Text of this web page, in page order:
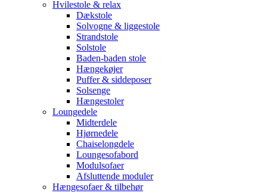
Hvilestole & relax
Dækstole
Solvogne & liggestole
Strandstole
Solstole
Baden-baden stole
Hængekøjer
Puffer & siddeposer
Solsenge
Hængestoler
Loungedele
Midterdele
Hjørnedele
Chaiselongdele
Loungesofabord
Modulsofaer
Afsluttende moduler
Hængesofaer & tilbehør